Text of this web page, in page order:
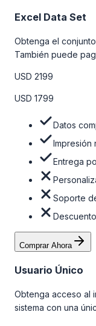
Excel Data Set
Obtenga el
También puede
la tabla de precios a
USD 2199
USD 1799
Datos
Impresión
Entrega
Soporte
Comprar Ahora
Usuario Único
Obtenga acceso al
sistema con una